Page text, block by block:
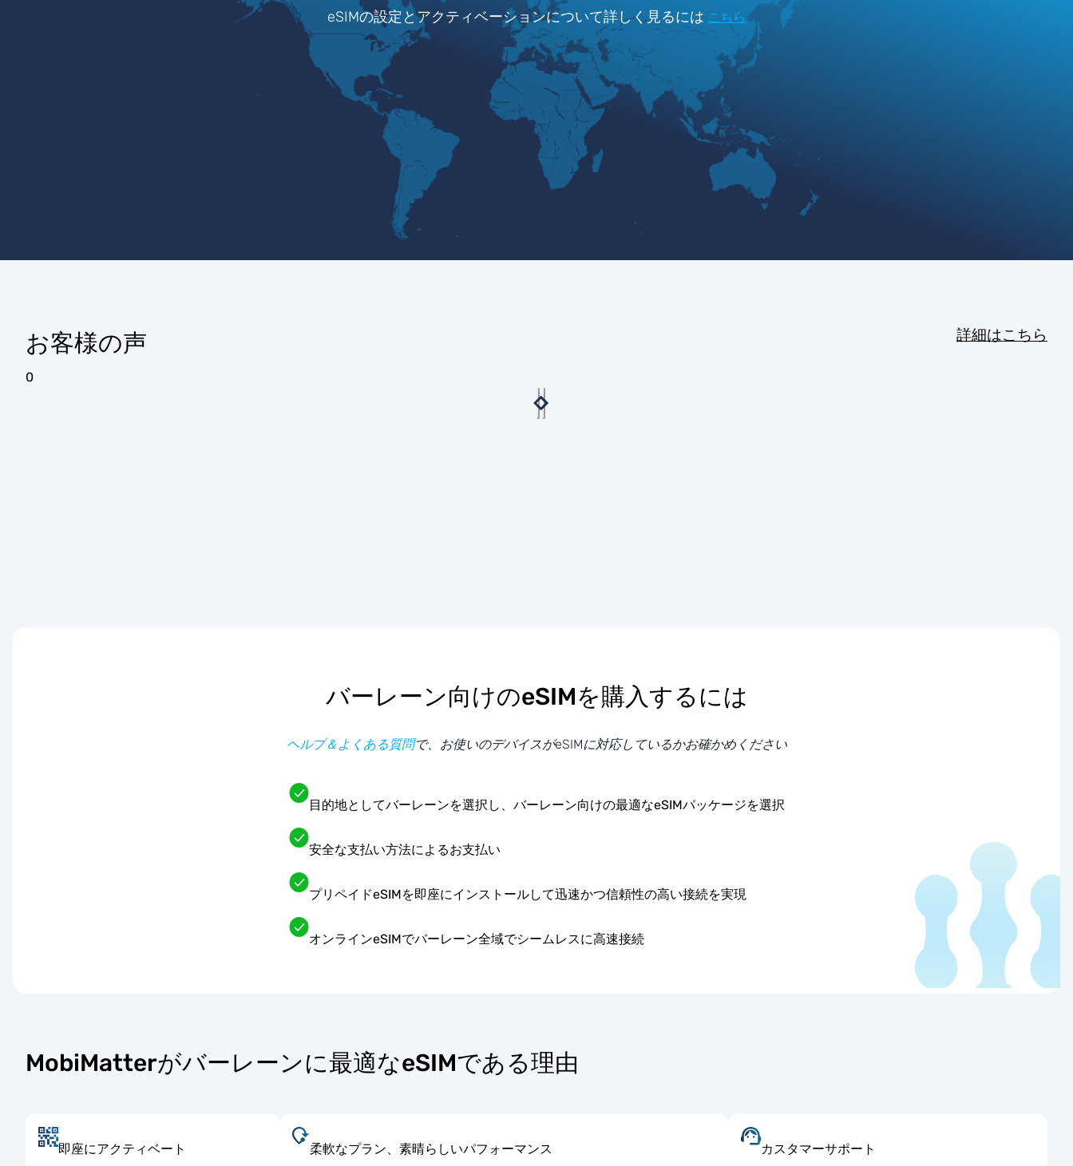
eSIMの設定とアクティベーションについて詳しく見るには こちら
お客様の声 詳細はこちら
0
バーレーン向けのeSIMを購入するには
ヘルプ＆よくある質問で、お使いのデバイスがeSIMに対応しているかお確かめください
目的地としてバーレーンを選択し、バーレーン向けの最適なeSIMパッケージを選択
安全な支払い方法によるお支払い
プリペイドeSIMを即座にインストールして迅速かつ信頼性の高い接続を実現
オンラインeSIMでバーレーン全域でシームレスに高速接続
MobiMatterがバーレーンに最適なeSIMである理由
即座にアクティベート 柔軟なプラン、素晴らしいパフォーマンス カスタマーサポート